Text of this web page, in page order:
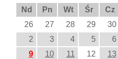
Nd Pn Wt Śr Cz
26
27 28 29 30
2
3 4 5 6
9
10 11 12 13